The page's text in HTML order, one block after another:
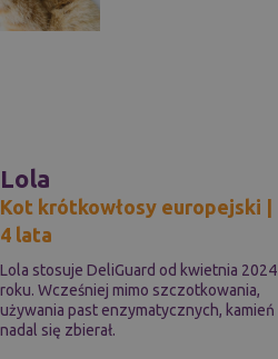
Lola
Kot krótkowłosy europejski |
4 lata
Lola stosuje DeliGuard od kwietnia 2024
roku. Wcześniej mimo szczotkowania,
używania past enzymatycznych, kamień
nadal się zbierał.